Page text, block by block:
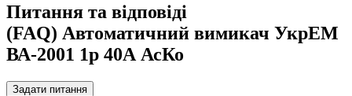
Питання та відповіді
(FAQ) Автоматичний вимикач УкрЕМ
ВА-2001 1р 40А АсКо
Задати питання